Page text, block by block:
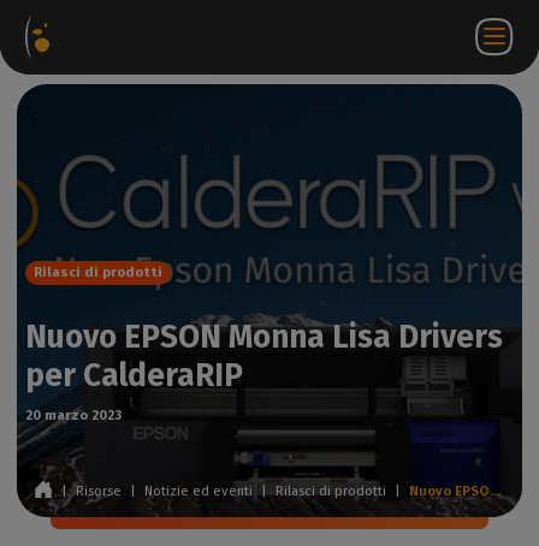
IT
Rilasci di prodotti
Nuovo EPSON Monna Lisa Drivers
per CalderaRIP
20 marzo 2023
| Risorse Notizie ed eventi Rilasci di prodotti Nuovo EPSON Monna Lisa Drivers per CalderaRIP